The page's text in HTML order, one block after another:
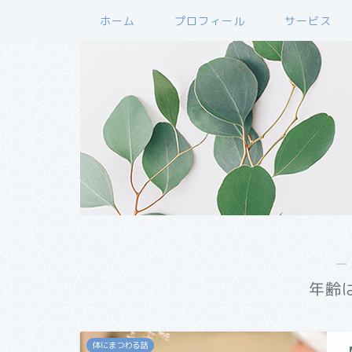
ホーム プロフィール サービス
―
年齢
体にまつわる話